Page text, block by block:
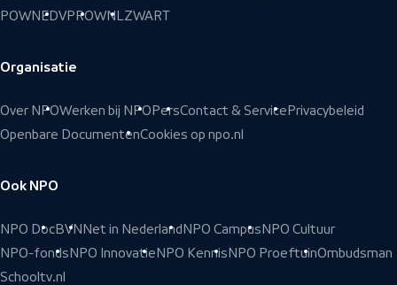
POWNEDVPROWNLZWART
Organisatie
Over NPOWerken bij NPO PersContact & Service Privacybeleid
Openbare DocumentenCookies op npo.nl
Ook NPO
NPO DocBVN Net in Nederland NPO Campus NPO Cultuur
NPO-fonds NPO Innovatie NPO Kennis NPO ProeftuinOmbudsman
Schooltv.nl